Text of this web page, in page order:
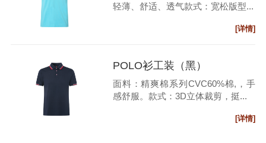
轻薄、舒适、透气款式：宽松版型...
[详情]
POLO衫工装（黑）
面料：精爽棉系列CVC60%棉,，手
感舒服。款式：3D立体裁剪，挺...
[详情]